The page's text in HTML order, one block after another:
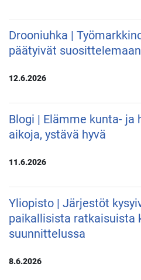
Drooniuhka |
päätyivät
12.6.2026
Blogi | Elämme kunta- ja
aikoja, ystävä hyvä
11.6.2026
Yliopisto | Järjestöt
paikallisista ratkaisuista
suunnittelussa
8.6.2026